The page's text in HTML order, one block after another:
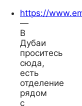
https://
—
В
Дубаи
проситесь
сюда,
есть
отделение
рядом
с